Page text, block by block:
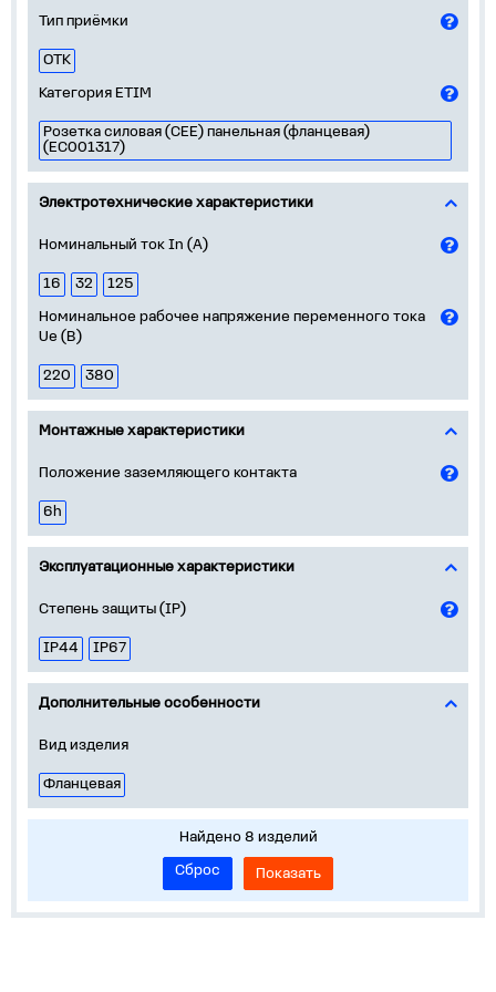
Тип приёмки
ОТК
Категория ETIM
Розетка силовая (CEE) панельная (фланцевая)
(EC001317)
Электротехнические характеристики
Номинальный ток In (А)
16 32
125
Номинальное рабочее напряжение переменного тока
Ue (В)
220 380
Монтажные характеристики
Положение заземляющего контакта
6h
Эксплуатационные характеристики
Степень защиты (IP)
IP44 IP67
Дополнительные особенности
Вид изделия
Фланцевая
Найдено 8 изделий
Сброс
Показать